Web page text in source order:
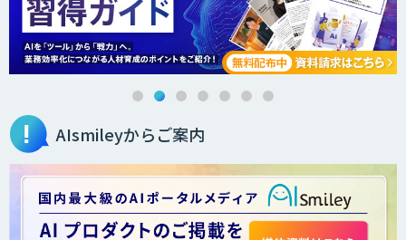
需要予測AIソリューション
カスタムAI開発・DX戦略でスタートアッ
Kurrant.ai
AIsmileyからご案内